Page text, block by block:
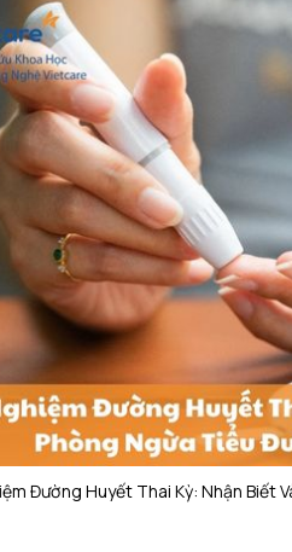
Đường Huyết Thai Kỳ: Nhận Biết